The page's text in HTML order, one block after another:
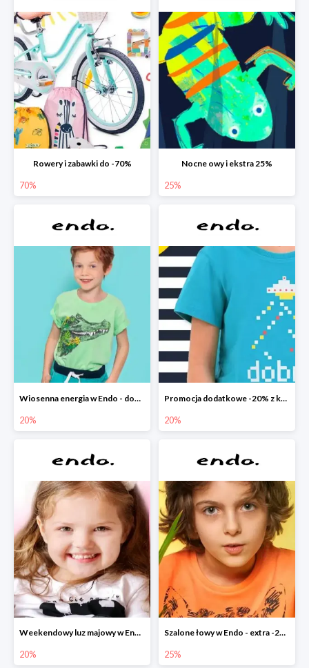
Rowery i zabawki do -70%
70%
Nocne owy i ekstra 25%
25%
Wiosenna energia w Endo - dodatkowe -20%
20%
Promocja dodatkowe -20% z kodem
20%
Weekendowy luz majowy w Endo - dodatkowe -20% na wszystko
20%
Szalone łowy w Endo - extra -25% na nowości
25%